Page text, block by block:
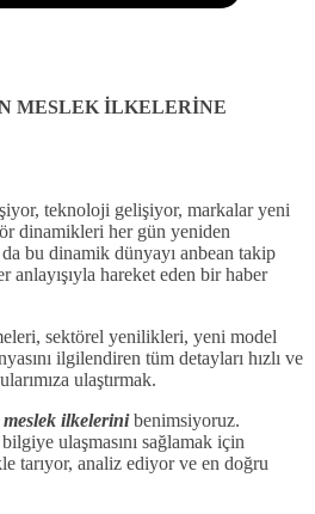
MESLEK İLKELERİNE
teknoloji gelişiyor, markalar yeni
dinamikleri her gün yeniden
da bu dinamik dünyayı anbean takip
anlayışıyla hareket eden bir haber
sektörel yenilikleri, yeni model
ilgilendiren tüm detayları hızlı ve
ulaştırmak.
meslek ilkelerinibenimsiyoruz.
ulaşmasını sağlamak için
tarıyor, analiz ediyor ve en doğru